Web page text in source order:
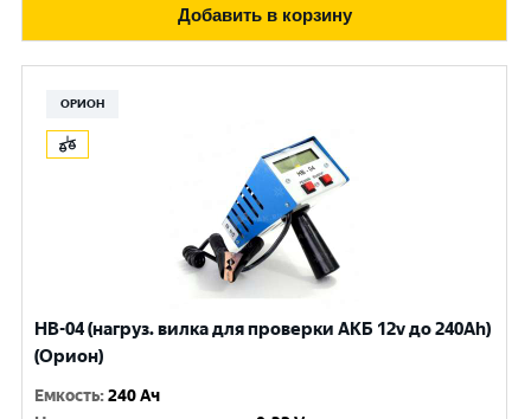
Добавить в корзину
ОРИОН
НВ-04 (нагруз. вилка для проверки АКБ 12v до 240Ah)
(Орион)
Емкость:240 Ач